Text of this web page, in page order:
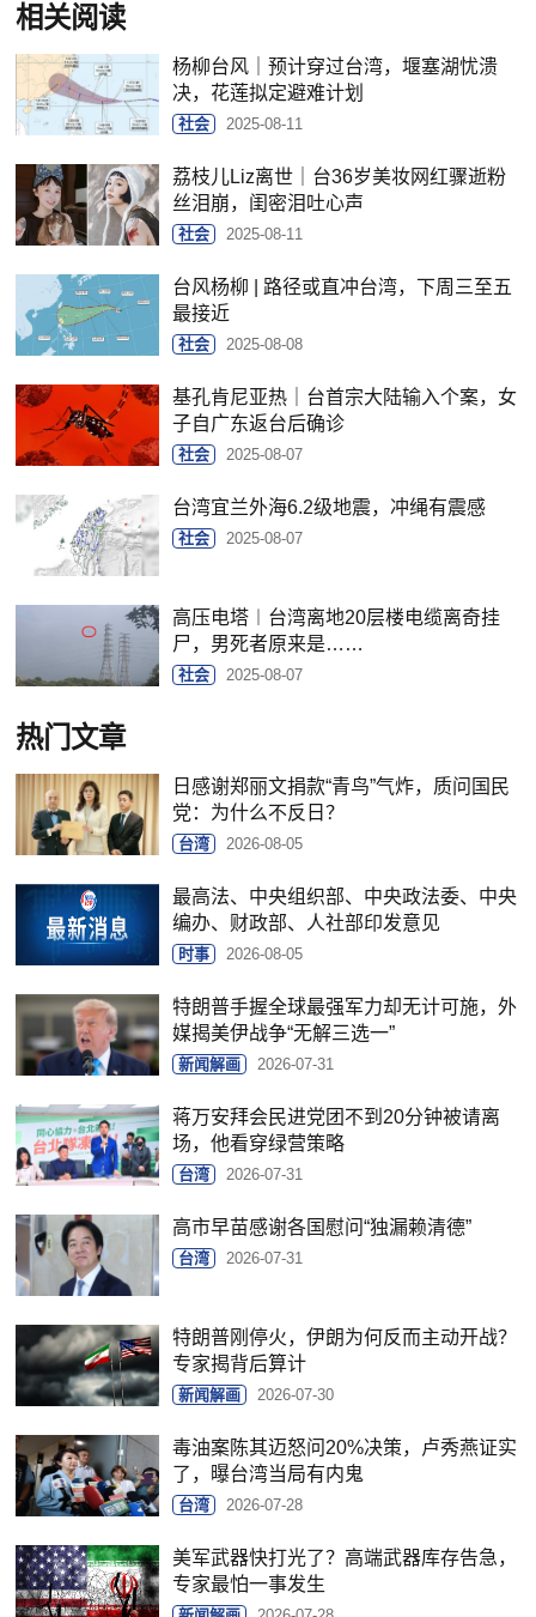
相关阅读
杨柳台风｜预计穿过台湾，堰塞湖忧溃
决，花莲拟定避难计划
社会 2025-08-11
荔枝儿Liz离世｜台36岁美妆网红骤逝粉
丝泪崩，闺密泪吐心声
社会 2025-08-11
台风杨柳 | 路径或直冲台湾，下周三至五
最接近
社会 2025-08-08
基孔肯尼亚热｜台首宗大陆输入个案，女
子自广东返台后确诊
社会 2025-08-07
台湾宜兰外海6.2级地震，冲绳有震感
社会 2025-08-07
高压电塔︱台湾离地20层楼电缆离奇挂
尸，男死者原来是……
社会 2025-08-07
热门文章
日感谢郑丽文捐款“青鸟”气炸，质问国民
党：为什么不反日？
台湾 2026-08-05
最高法、中央组织部、中央政法委、中央
编办、财政部、人社部印发意见
时事 2026-08-05
特朗普手握全球最强军力却无计可施，外
媒揭美伊战争“无解三选一”
新闻解画 2026-07-31
蒋万安拜会民进党团不到20分钟被请离
场，他看穿绿营策略
台湾 2026-07-31
高市早苗感谢各国慰问“独漏赖清德”
台湾 2026-07-31
特朗普刚停火，伊朗为何反而主动开战？
专家揭背后算计
新闻解画 2026-07-30
毒油案陈其迈怒问20%决策，卢秀燕证实
了，曝台湾当局有内鬼
台湾 2026-07-28
美军武器快打光了？高端武器库存告急，
专家最怕一事发生